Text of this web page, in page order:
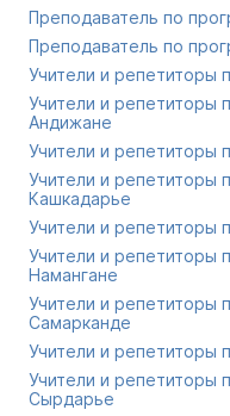
Преподаватель по
Преподаватель по
Учители и репетиторы
Учители и репетиторы
Андижане
Учители и репетиторы
Учители и репетиторы
Кашкадарье
Учители и репетиторы
Учители и репетиторы
Намангане
Учители и репетиторы
Самарканде
Учители и репетиторы
Учители и репетиторы
Сырдарье